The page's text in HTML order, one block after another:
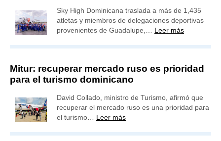
Sky High Dominicana traslada a más de 1,435
atletas y miembros de delegaciones deportivas
provenientes de Guadalupe,… Leer más
Mitur: recuperar mercado ruso es prioridad
para el turismo dominicano
David Collado, ministro de Turismo, afirmó que
recuperar el mercado ruso es una prioridad para
el turismo… Leer más